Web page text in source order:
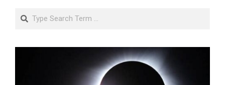
Search